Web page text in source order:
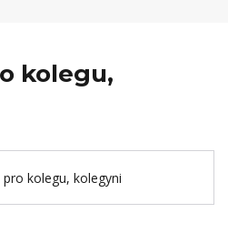
kolegu,